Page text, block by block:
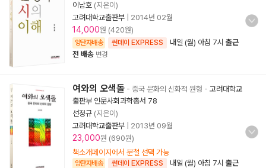
이남호 (지은이)
고려대학교출판부
2014년 02월
14,000원 (420원)
양탄자배송 썬데이 EXPRESS 내일 (월) 아침 7시 출근
전 배송 변경
여와의 오색돌 - 중국 문화의 신화적 원형 - 고려대학교
출판부 인문사회과학총서 78
선정규 (지은이)
고려대학교출판부
2013년 09월
23,000원 (690원)
책소개페이지에서 분철 선택 가능
양탄자배송 썬데이 EXPRESS 내일 (월) 아침 7시 출근